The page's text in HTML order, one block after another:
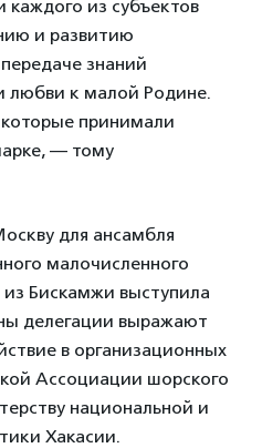
каждого из субъектов
и развитию
знаний
любви к малой Родине.
принимали
— тому
для ансамбля
малочисленного
Бискамжи выступила
делегации выражают
в организационных
Ассоциации шорского
национальной и
Хакасии.